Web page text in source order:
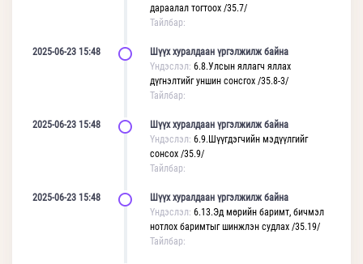
дараалал тогтоох /35.7/
Тайлбар:
2025-06-23 15:48
Шүүх хуралдаан үргэлжилж байна
Үндэслэл: 6.8.Улсын яллагч яллах
дүгнэлтийг уншин сонсгох /35.8-3/
Тайлбар:
2025-06-23 15:48
Шүүх хуралдаан үргэлжилж байна
Үндэслэл: 6.9.Шүүгдэгчийн мэдүүлгийг
сонсох /35.9/
Тайлбар:
2025-06-23 15:48
Шүүх хуралдаан үргэлжилж байна
Үндэслэл: 6.13.Эд мөрийн баримт, бичмэл
нотлох баримтыг шинжлэн судлах /35.19/
Тайлбар: